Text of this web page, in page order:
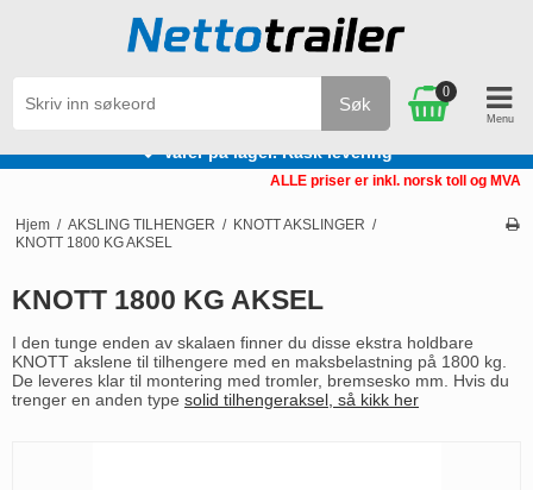
Varer på lager. Rask levering
Søk
0
ALLE priser er inkl. norsk toll og MVA
Hjem / AKSLING TILHENGER / KNOTT AKSLINGER /
KNOTT 1800 KG AKSEL
KNOTT 1800 KG AKSEL
I den tunge enden av skalaen finner du disse ekstra holdbare
KNOTT akslene til tilhengere med en maksbelastning på 1800 kg.
De leveres klar til montering med tromler, bremsesko mm. Hvis du
trenger en anden type solid tilhengeraksel, så kikk her